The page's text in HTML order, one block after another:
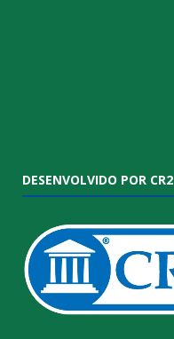
DESENVOLVIDO POR CR2